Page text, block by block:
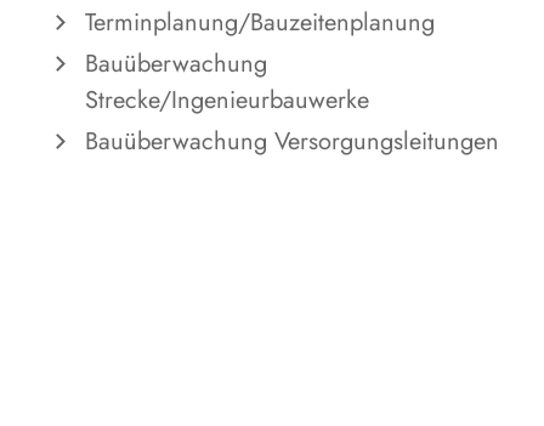
Terminplanung/Bauzeitenplanung
Bauüberwachung
Strecke/Ingenieurbauwerke
Bauüberwachung Versorgungsleitungen